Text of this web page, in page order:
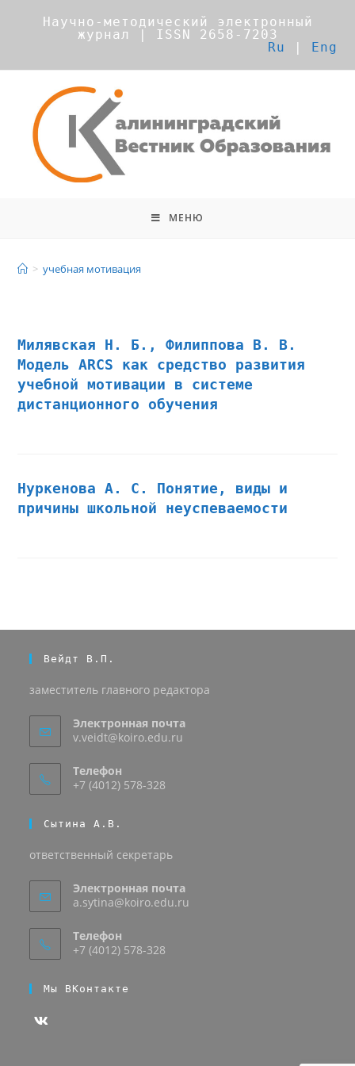
Научно-методический электронный
журнал | ISSN 2658-7203
Ru | Eng
МЕНЮ
> учебная мотивация
Милявская Н. Б., Филиппова В. В.
Модель ARCS как средство развития
учебной мотивации в системе
дистанционного обучения
Нуркенова А. С. Понятие, виды и
причины школьной неуспеваемости
Вейдт В.П.
заместитель главного редактора
Электронная почта
v.veidt@koiro.edu.ru
Телефон
+7 (4012) 578-328
Сытина А.В.
ответственный секретарь
Электронная почта
a.sytina@koiro.edu.ru
Телефон
+7 (4012) 578-328
Мы ВКонтакте